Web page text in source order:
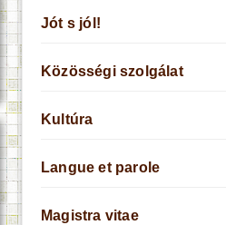
Jót s jól!
Közösségi szolgálat
Kultúra
Langue et parole
Magistra vitae